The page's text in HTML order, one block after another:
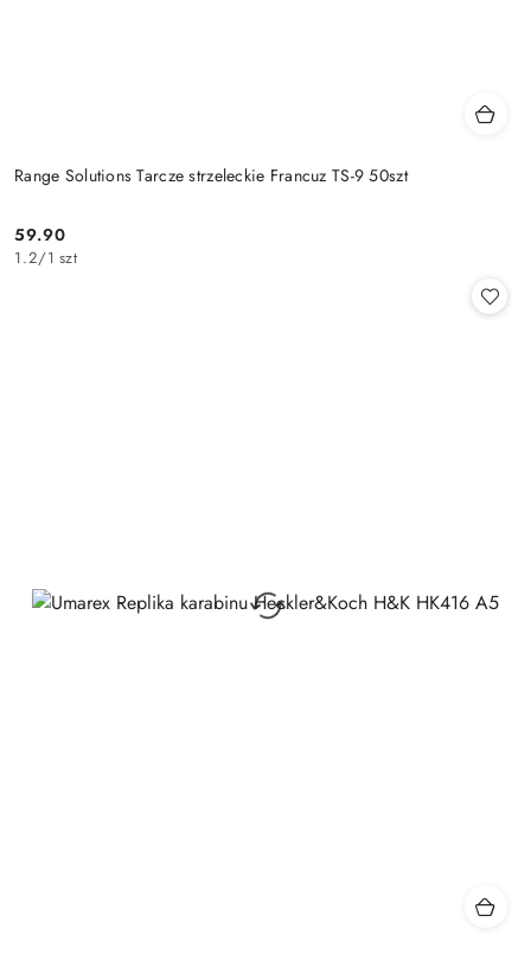
Range Solutions Tarcze strzeleckie Francuz TS-9 50szt
Cena:
59.90
1.2/1 szt